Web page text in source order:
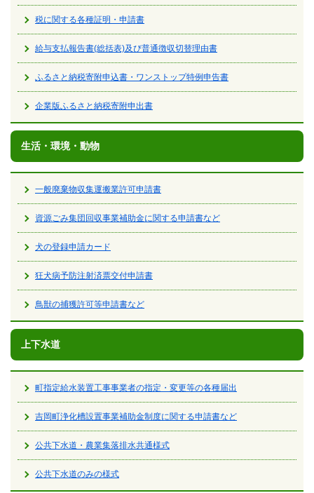
税に関する各種証明・申請書
給与支払報告書(総括表)及び普通徴収切替理由書
ふるさと納税寄附申込書・ワンストップ特例申告書
企業版ふるさと納税寄附申出書
生活・環境・動物
一般廃棄物収集運搬業許可申請書
資源ごみ集団回収事業補助金に関する申請書など
犬の登録申請カード
狂犬病予防注射済票交付申請書
鳥獣の捕獲許可等申請書など
上下水道
町指定給水装置工事事業者の指定・変更等の各種届出
吉岡町浄化槽設置事業補助金制度に関する申請書など
公共下水道・農業集落排水共通様式
公共下水道のみの様式